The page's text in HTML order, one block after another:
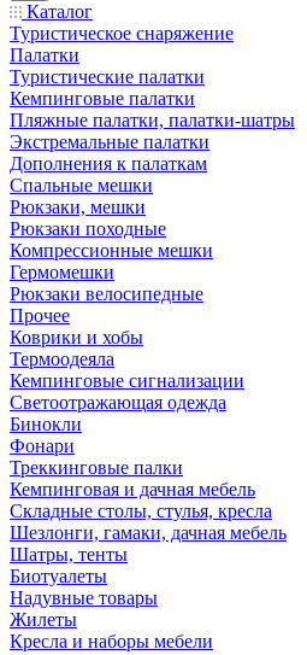
Каталог
Туристическое снаряжение
Палатки
Туристические палатки
Кемпинговые палатки
Пляжные палатки, палатки-шатры
Экстремальные палатки
Дополнения к палаткам
Спальные мешки
Рюкзаки, мешки
Рюкзаки походные
Компрессионные мешки
Гермомешки
Рюкзаки велосипедные
Прочее
Коврики и хобы
Термоодеяла
Кемпинговые сигнализации
Светоотражающая одежда
Бинокли
Фонари
Треккинговые палки
Кемпинговая и дачная мебель
Складные столы, стулья, кресла
Шезлонги, гамаки, дачная мебель
Шатры, тенты
Биотуалеты
Надувные товары
Жилеты
Кресла и наборы мебели